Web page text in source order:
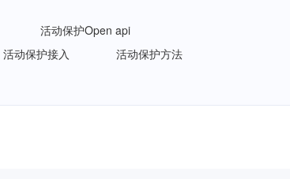
活动保护Open api
活动保护接入
活动保护方法